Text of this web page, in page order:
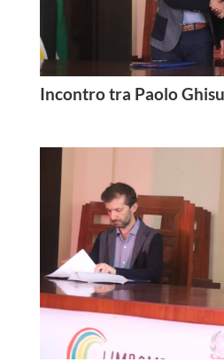
Incontro tra Paolo